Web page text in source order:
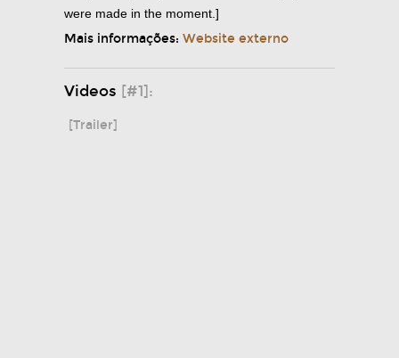
were made in the moment.]
Mais informações: Website externo
Videos [#1]:
[Trailer]